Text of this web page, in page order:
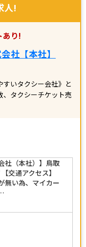
人!
あり!
社【本社】
いタクシー会社》と
、タクシーチケット売
社（本社）】鳥取
交通アクセス】
無い為、マイカー